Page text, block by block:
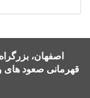
اصفهان،
قهرمانی صعود